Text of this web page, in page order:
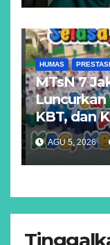
HUMAS
MTsN 7
Luncurkan
KBT, dan
AGU 5, 2026